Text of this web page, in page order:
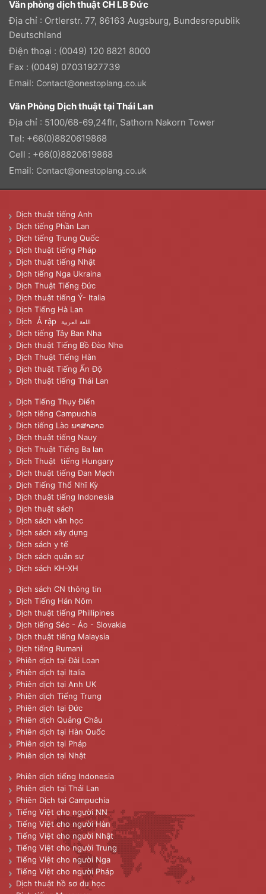
Văn phòng dịch thuật CH LB Đức
Địa chỉ : Ortlerstr. 77, 86163 Augsburg, Bundesrepublik
Deutschland
Điện thoại : (0049) 120 8821 8000
Fax : (0049) 07031927739
Email: Contact@onestoplang.co.uk
Văn Phòng Dịch thuật tại Thái Lan
Địa chỉ : 5100/68-69,24flr, Sathorn Nakorn Tower
Tel: +66(0)8820619868
Cell : +66(0)8820619868
Email: Contact@onestoplang.co.uk
Dịch thuật tiếng Anh
Dịch tiếng Phần Lan
Dịch tiếng Trung Quốc
Dịch thuật tiếng Pháp
Dịch thuật tiếng Nhật
Dịch tiếng Nga Ukraina
Dịch Thuật Tiếng Đức
Dịch thuật tiếng Ý- Italia
Dịch Tiếng Hà Lan
Dịch Ả rập
اللغة العربية
Dịch tiếng Tây Ban Nha
Dịch thuật Tiếng Bồ Đào Nha
Dịch Thuật Tiếng Hàn
Dịch thuật Tiếng Ấn Độ
Dịch thuật tiếng Thái Lan
Dịch Tiếng Thụy Điển
Dịch tiếng Campuchia
Dịch tiếng Lào ພາສາລາວ
Dịch thuật tiếng Nauy
Dịch Thuật Tiếng Ba lan
Dịch Thuật tiếng Hungary
Dịch thuật tiếng Đan Mạch
Dịch Tiếng Thổ Nhĩ Kỳ
Dịch thuật tiếng Indonesia
Dịch thuật sách
Dịch sách văn học
Dịch sách xây dựng
Dịch sách y tế
Dịch sách quân sự
Dịch sách KH-XH
Dịch sách CN thông tin
Dịch Tiếng Hán Nôm
Dịch thuật tiếng Phillipines
Dịch tiếng Séc - Áo - Slovakia
Dịch thuật tiếng Malaysia
Dịch tiếng Rumani
Phiên dịch tại Đài Loan
Phiên dịch tại Italia
Phiên dịch tại Anh UK
Phiên dịch Tiếng Trung
Phiên dịch tại Đức
Phiên dịch Quảng Châu
Phiên dịch tại Hàn Quốc
Phiên dịch tại Pháp
Phiên dịch tại Nhật
Phiên dịch tiếng Indonesia
Phiên dịch tại Thái Lan
Phiên Dịch tại Campuchia
Tiếng Việt cho người NN
Tiếng Việt cho người Hàn
Tiếng Việt cho người Nhật
Tiếng Việt cho người Trung
Tiếng Việt cho người Nga
Tiếng Việt cho người Pháp
Dịch thuật hồ sơ du học